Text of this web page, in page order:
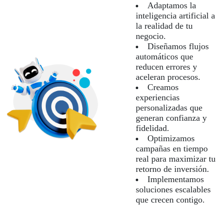
Adaptamos la
inteligencia artificial a
la realidad de tu
negocio.
Diseñamos flujos
automáticos que
reducen errores y
aceleran procesos.
Creamos
experiencias
personalizadas que
generan confianza y
fidelidad.
Optimizamos
campañas en tiempo
real para maximizar tu
retorno de inversión.
Implementamos
soluciones escalables
que crecen contigo.